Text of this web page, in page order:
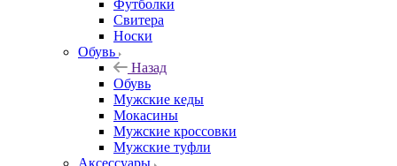
Футболки
Свитера
Носки
Обувь
Назад
Обувь
Мужские кеды
Мокасины
Мужские кроссовки
Мужские туфли
Аксессуары